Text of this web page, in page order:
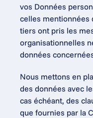
vos Données
celles mentionnées
tiers ont pris les
organisationnelles
données
Nous mettons en
des données avec
cas échéant, des
que fournies par la